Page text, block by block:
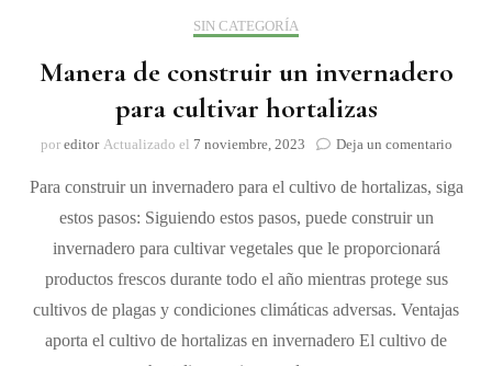
SIN CATEGORÍA
Manera de construir un invernadero
para cultivar hortalizas
por editor Actualizado el 7 noviembre, 2023 Deja un comentarioon
de
Para construir un invernadero para el cultivo de hortalizas, siga
estos pasos: Siguiendo estos pasos, puede construir un
invernadero para cultivar vegetales que le proporcionará
productos frescos durante todo el año mientras protege sus
cultivos de plagas y condiciones climáticas adversas. Ventajas
aporta el cultivo de hortalizas en invernadero El cultivo de